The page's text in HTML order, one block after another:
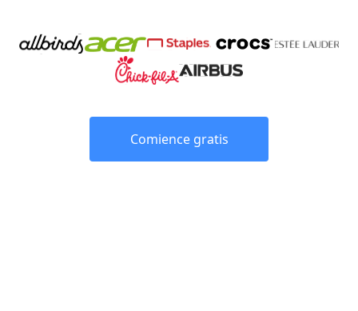
Comience gratis